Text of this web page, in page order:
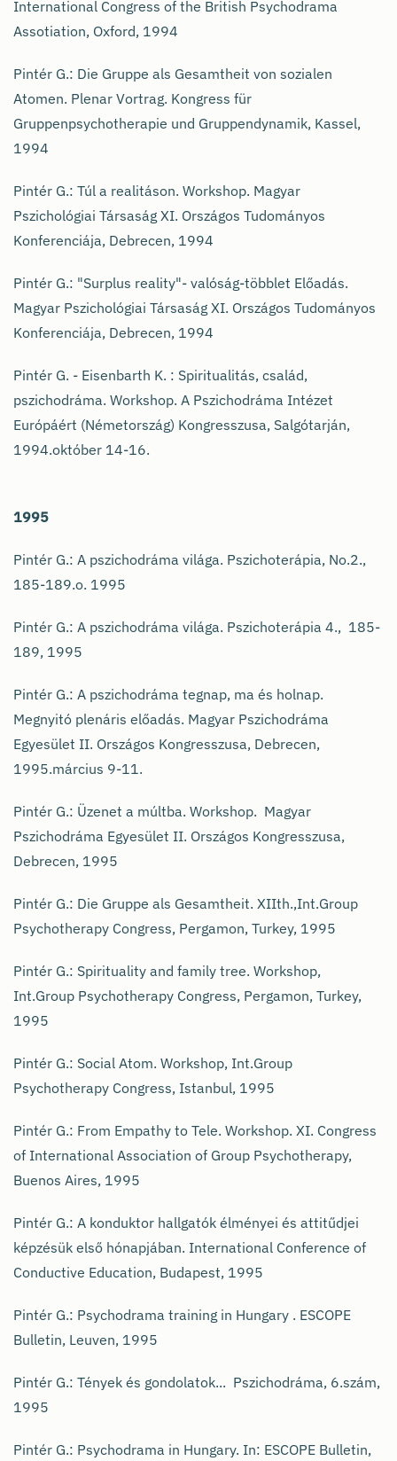
International Congress of the British Psychodrama
Assotiation, Oxford, 1994
Pintér G.: Die Gruppe als Gesamtheit von sozialen
Atomen. Plenar Vortrag. Kongress für
Gruppenpsychotherapie und Gruppendynamik, Kassel,
1994
Pintér G.: Túl a realitáson. Workshop. Magyar
Pszichológiai Társaság XI. Országos Tudományos
Konferenciája, Debrecen, 1994
Pintér G.: "Surplus reality"- valóság-többlet Előadás.
Magyar Pszichológiai Társaság XI. Országos Tudományos
Konferenciája, Debrecen, 1994
Pintér G. - Eisenbarth K. : Spiritualitás, család,
pszichodráma. Workshop. A Pszichodráma Intézet
Európáért (Németország) Kongresszusa, Salgótarján,
1994.október 14-16.
1995
Pintér G.: A pszichodráma világa. Pszichoterápia, No.2.,
185-189.o. 1995
Pintér G.: A pszichodráma világa. Pszichoterápia 4., 185-
189, 1995
Pintér G.: A pszichodráma tegnap, ma és holnap.
Megnyitó plenáris előadás. Magyar Pszichodráma
Egyesület II. Országos Kongresszusa, Debrecen,
1995.március 9-11.
Pintér G.: Üzenet a múltba. Workshop. Magyar
Pszichodráma Egyesület II. Országos Kongresszusa,
Debrecen, 1995
Pintér G.: Die Gruppe als Gesamtheit. XIIth.,Int.Group
Psychotherapy Congress, Pergamon, Turkey, 1995
Pintér G.: Spirituality and family tree. Workshop,
Int.Group Psychotherapy Congress, Pergamon, Turkey,
1995
Pintér G.: Social Atom. Workshop, Int.Group
Psychotherapy Congress, Istanbul, 1995
Pintér G.: From Empathy to Tele. Workshop. XI. Congress
of International Association of Group Psychotherapy,
Buenos Aires, 1995
Pintér G.: A konduktor hallgatók élményei és attitűdjei
képzésük első hónapjában. International Conference of
Conductive Education, Budapest, 1995
Pintér G.: Psychodrama training in Hungary . ESCOPE
Bulletin, Leuven, 1995
Pintér G.: Tények és gondolatok... Pszichodráma, 6.szám,
1995
Pintér G.: Psychodrama in Hungary. In: ESCOPE Bulletin,